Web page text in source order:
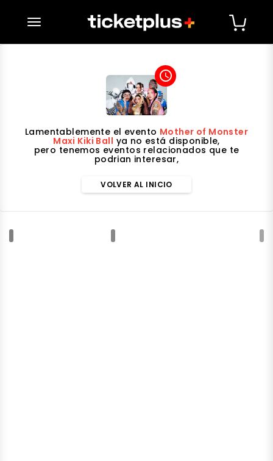
desplegar navegación
access_time
Lamentablemente el evento Mother of Monster
Maxi Kiki Ball ya no está disponible,
pero tenemos eventos relacionados que te
podrian interesar,
VOLVER AL INICIO